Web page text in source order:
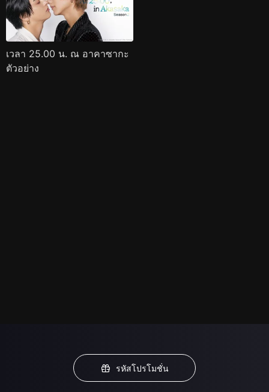
เวลา 25.00 น. ณ อาคาซากะ
ตัวอย่าง
รหัสโปรโมชั่น